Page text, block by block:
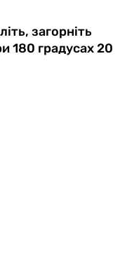
загорніть
180 градусах 20